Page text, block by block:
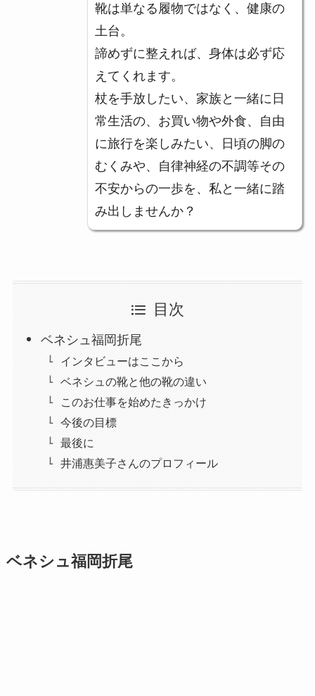
靴は単なる履物ではなく、健康の
土台。
諦めずに整えれば、身体は必ず応
えてくれます。
杖を手放したい、家族と一緒に日
常生活の、お買い物や外食、自由
に旅行を楽しみたい、日頃の脚の
むくみや、自律神経の不調等その
不安からの一歩を、私と一緒に踏
み出しませんか？
目次
ベネシュ福岡折尾
インタビューはここから
ベネシュの靴と他の靴の違い
このお仕事を始めたきっかけ
今後の目標
最後に
井浦惠美子さんのプロフィール
ベネシュ福岡折尾